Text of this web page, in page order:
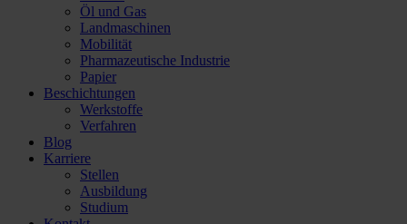
Öl und Gas
Landmaschinen
Mobilität
Pharmazeutische Industrie
Papier
Beschichtungen
Werkstoffe
Verfahren
Blog
Karriere
Stellen
Ausbildung
Studium